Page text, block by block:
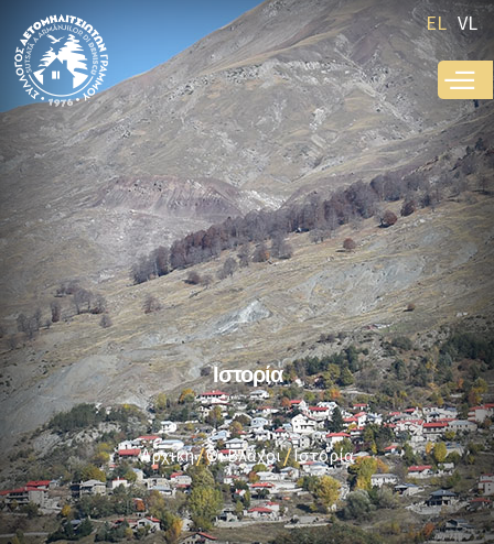
Παράκαμψη
προς το
κυρίως
περιεχόμενο
EL VL
Αρχική Οι Βλάχοι Ιστορία
Ιστορία